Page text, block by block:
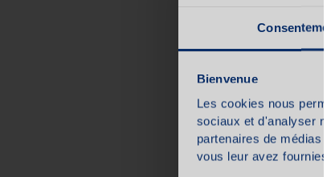
Consentement
Bienvenue
Les cookies nous
sociaux et d'analyser
partenaires de médias
vous leur avez fournies